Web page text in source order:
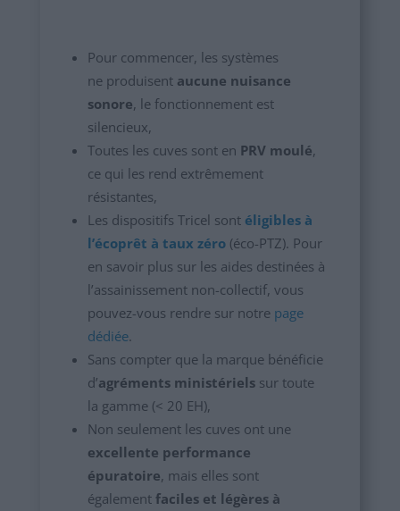
Pour commencer, les systèmes
ne produisent aucune nuisance
sonore, le fonctionnement est
silencieux,
Toutes les cuves sont en PRV moulé,
ce qui les rend extrêmement
résistantes,
Les dispositifs Tricel sont éligibles à
l’écoprêt à taux zéro (éco-PTZ). Pour
en savoir plus sur les aides destinées à
l’assainissement non-collectif, vous
pouvez-vous rendre sur notre page
dédiée.
Sans compter que la marque bénéficie
d’agréments ministérielssur toute
la gamme (< 20 EH),
Non seulement les cuves ont une
excellente performance
épuratoire, mais elles sont
également faciles et légères à